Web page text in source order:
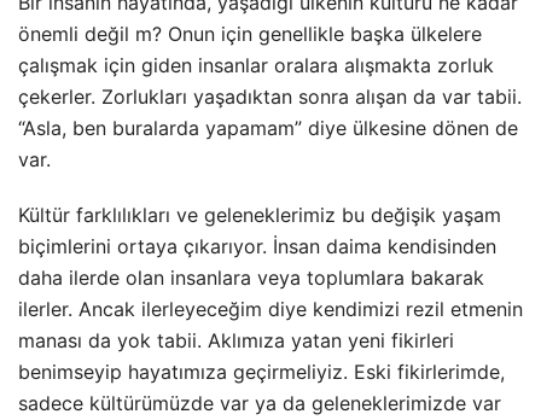
önemli değil m? Onun için genellikle başka ülkelere
çalışmak için giden insanlar oralara alışmakta zorluk
çekerler. Zorlukları yaşadıktan sonra alışan da var tabii.
“Asla, ben buralarda yapamam” diye ülkesine dönen de
var.
Kültür farklılıkları ve geleneklerimiz bu değişik yaşam
biçimlerini ortaya çıkarıyor. İnsan daima kendisinden
daha ilerde olan insanlara veya toplumlara bakarak
ilerler. Ancak ilerleyeceğim diye kendimizi rezil etmenin
manası da yok tabii. Aklımıza yatan yeni fikirleri
benimseyip hayatımıza geçirmeliyiz. Eski fikirlerimde,
sadece kültürümüzde var ya da geleneklerimizde var